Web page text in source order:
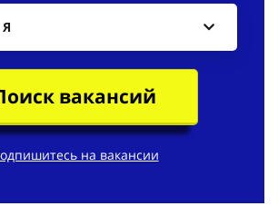
вакансий
на вакансии